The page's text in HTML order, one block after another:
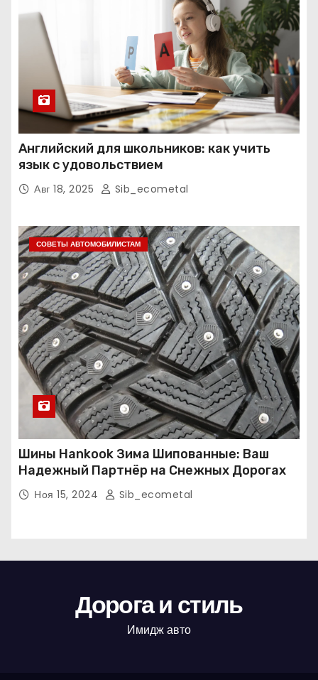
Английский для школьников: как учить
язык с удовольствием
Авг 18, 2025 Sib_ecometal
СОВЕТЫ АВТОМОБИЛИСТАМ
Шины Hankook Зима Шипованные: Ваш
Надежный Партнёр на Снежных Дорогах
Ноя 15, 2024 Sib_ecometal
Дорога и стиль
Имидж авто